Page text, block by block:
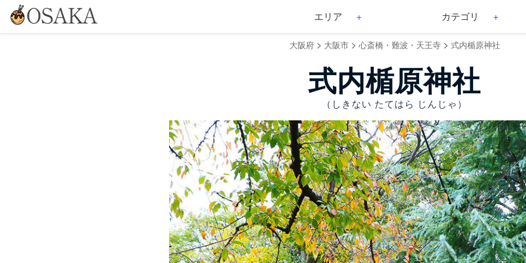
エリア カテゴリ
大阪府> 大阪市> 心斎橋・難波・天王寺> 式内楯原神社
式内楯原神社
（しきない たてはら じんじゃ）